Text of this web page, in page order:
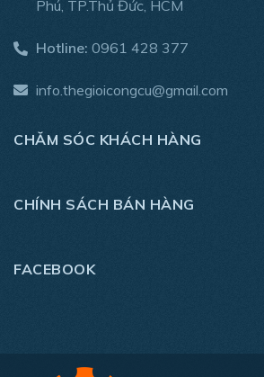
Phú, TP.Thủ Đức, HCM
Hotline: 0961 428 377
info.thegioicongcu@gmail.com
CHĂM SÓC KHÁCH HÀNG
CHÍNH SÁCH BÁN HÀNG
FACEBOOK